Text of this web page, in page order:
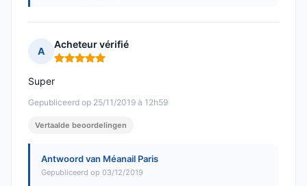
A
Acheteur vérifié
Opmerking: 5 van 5
Gepubliceerd op 25/11/2019 à 12h59
Super
Vertaalde beoordelingen
Antwoord van Méanail Paris
Gepubliceerd op 03/12/2019